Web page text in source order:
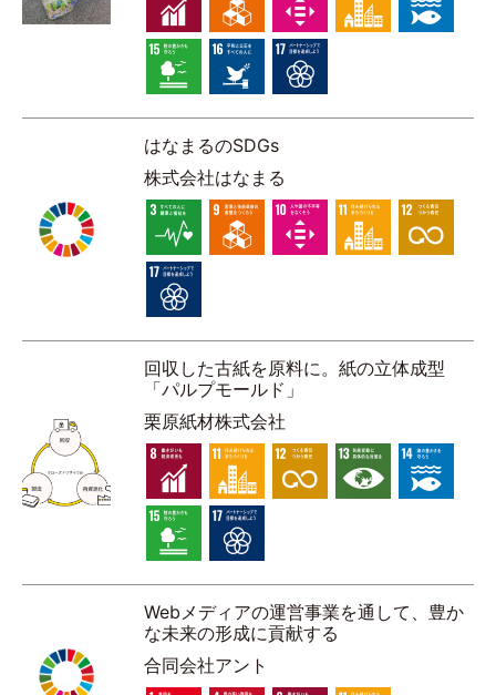
はなまるのSDGs
株式会社はなまる
回収した古紙を原料に。紙の立体成型
「パルプモールド」
栗原紙材株式会社
Webメディアの運営事業を通して、豊か
な未来の形成に貢献する
合同会社アント